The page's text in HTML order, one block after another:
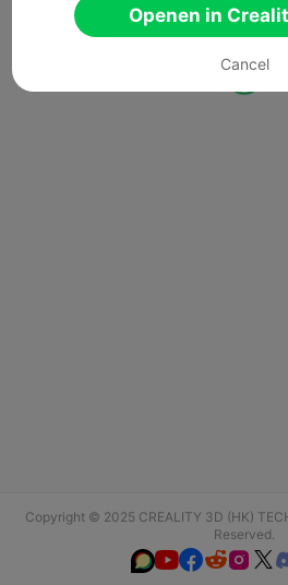
Copyright © 2025 CREALITY 3D (HK)
Reserved.
 
Openen in
Cancel